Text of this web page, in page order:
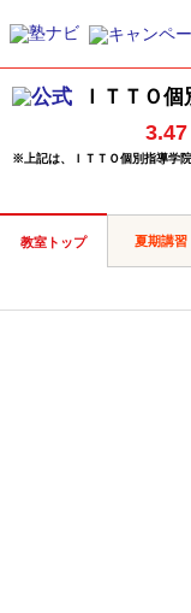
ＩＴＴＯ
3.47
※上記は、ＩＴＴＯ個別指導学
教室トップ 夏期講習